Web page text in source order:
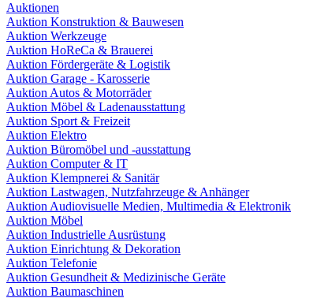
Auktionen
Auktion Konstruktion & Bauwesen
Auktion Werkzeuge
Auktion HoReCa & Brauerei
Auktion Fördergeräte & Logistik
Auktion Garage - Karosserie
Auktion Autos & Motorräder
Auktion Möbel & Ladenausstattung
Auktion Sport & Freizeit
Auktion Elektro
Auktion Büromöbel und -ausstattung
Auktion Computer & IT
Auktion Klempnerei & Sanitär
Auktion Lastwagen, Nutzfahrzeuge & Anhänger
Auktion Audiovisuelle Medien, Multimedia & Elektronik
Auktion Möbel
Auktion Industrielle Ausrüstung
Auktion Einrichtung & Dekoration
Auktion Telefonie
Auktion Gesundheit & Medizinische Geräte
Auktion Baumaschinen